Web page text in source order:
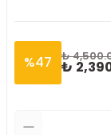
%47 ₺
₺